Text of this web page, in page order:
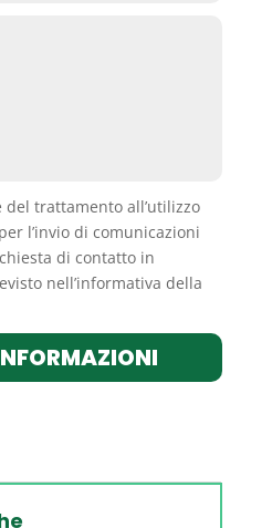
trattamento all’utilizzo
l’invio di comunicazioni
di contatto in
nell’informativa della